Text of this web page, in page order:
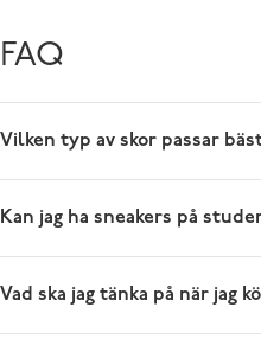
FAQ
Vilken typ av skor passar
Kan jag ha sneakers på
Vad ska jag tänka på när jag